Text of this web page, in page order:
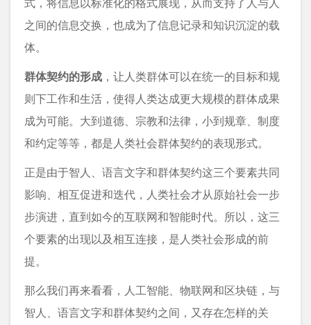
之间的信息交换，也成为了信息记录和知识沉淀的载
体。
群体契约的形成 ，让人类群体可以在统一的目标和规
则下工作和生活，使得人类达成更大规模的群体成果
成为可能。大到道德、宗教和法律，小到规章、制度
和约定等等，都是人类社会群体契约的表现形式。
正是由于智人、语言文字和群体契约这三个要素共同
影响、相互促进和迭代，人类社会才从原始社会一步
步演进，直到如今的互联网和智能时代。所以，这三
个要素的出现以及相互连接，是人类社会形成的前
提。
那么我们再来看看，人工智能、物联网和区块链，与
智人、语言文字和群体契约之间，又存在怎样的关